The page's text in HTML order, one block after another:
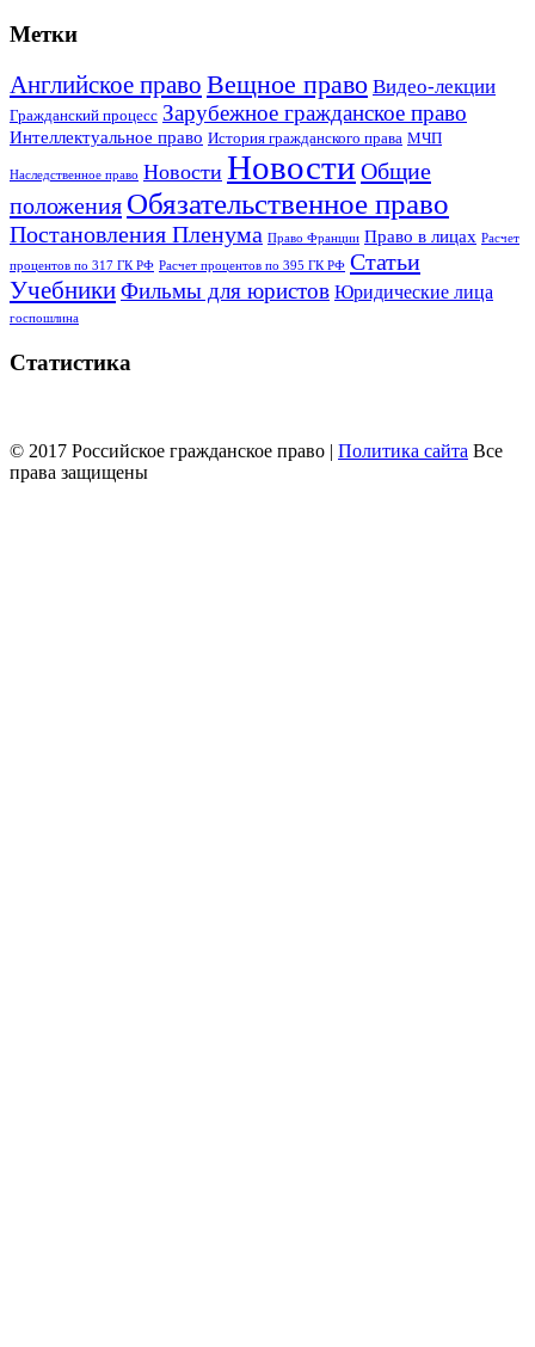
Метки
Английское право Вещное право Видео-лекции
Гражданский процесс Зарубежное гражданское право
Интеллектуальное право История гражданского права МЧП
Наследственное право Новости Новости Общие
положения Обязательственное право
Постановления Пленума Право Франции Право в лицах Расчет
процентов по 317 ГК РФ Расчет процентов по 395 ГК РФ Статьи
УчебникиФильмы для юристов Юридические лица
госпошлина
Статистика
© 2017 Российское гражданское право | Политика сайта Все
права защищены